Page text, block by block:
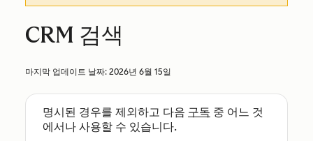
CRM 검색
마지막 업데이트 날짜: 2026년 6월 15일
명시된 경우를 제외하고 다음 구독 중 어느 것
에서나 사용할 수 있습니다.